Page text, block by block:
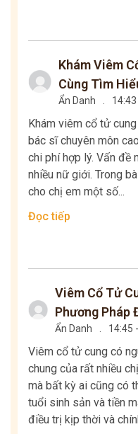
Khám Viêm
Cùng Tìm
Ẩn Danh .
Khám viêm cổ tử
bác sĩ chuyên môn
chi phí hợp lý. Vấn đề
nhiều nữ giới. Trong
cho chị em một số...
Đọc tiếp
Viêm Cổ Tử
Phương Pháp
Ẩn Danh . 14:45
Viêm cổ tử cung có
chung của rất nhiều
mà bất kỳ ai cũng có
tuổi sinh sản và tiền
điều trị kịp thời và